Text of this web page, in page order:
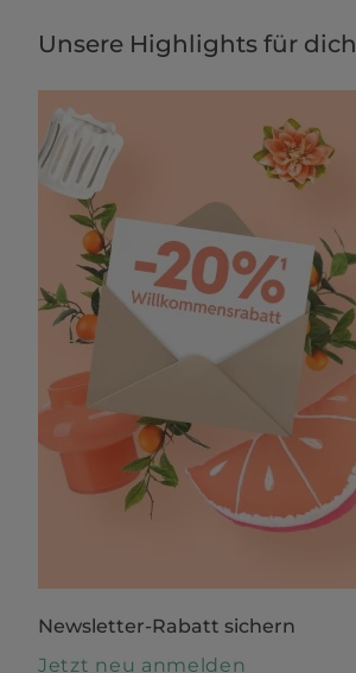
Unsere Highlights für dich
Newsletter-Rabatt sichern
Jetzt neu anmelden